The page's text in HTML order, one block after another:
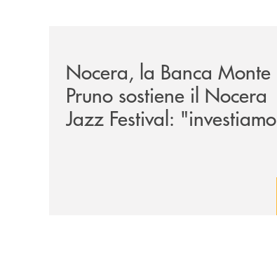
Nocera, la Banca Monte
Pruno sostiene il Nocera
Jazz Festival: "investiamo